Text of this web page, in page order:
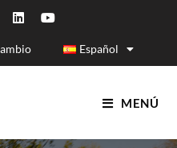
Español
MENÚ